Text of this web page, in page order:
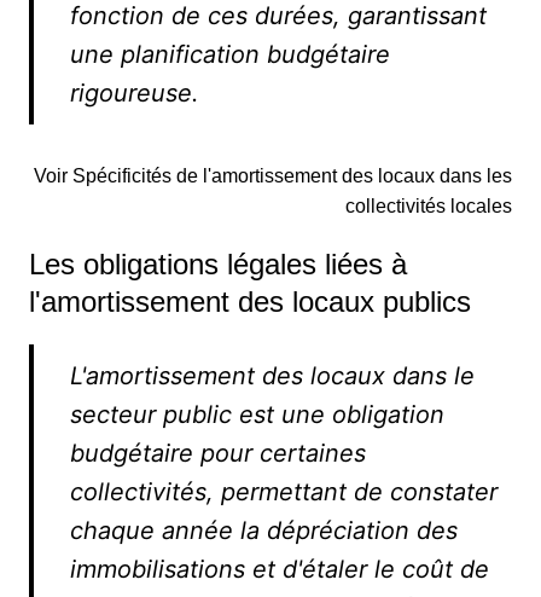
fonction de ces durées, garantissant
une planification budgétaire
rigoureuse.
Voir Spécificités de l'amortissement des locaux dans les
collectivités locales
Les obligations légales liées à
l'amortissement des locaux publics
L'amortissement des locaux dans le
secteur public est une obligation
budgétaire pour certaines
collectivités, permettant de constater
chaque année la dépréciation des
immobilisations et d'étaler le coût de